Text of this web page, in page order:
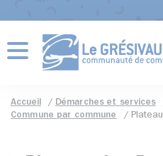
Menu
Accueil Démarches et services
Commune par commune